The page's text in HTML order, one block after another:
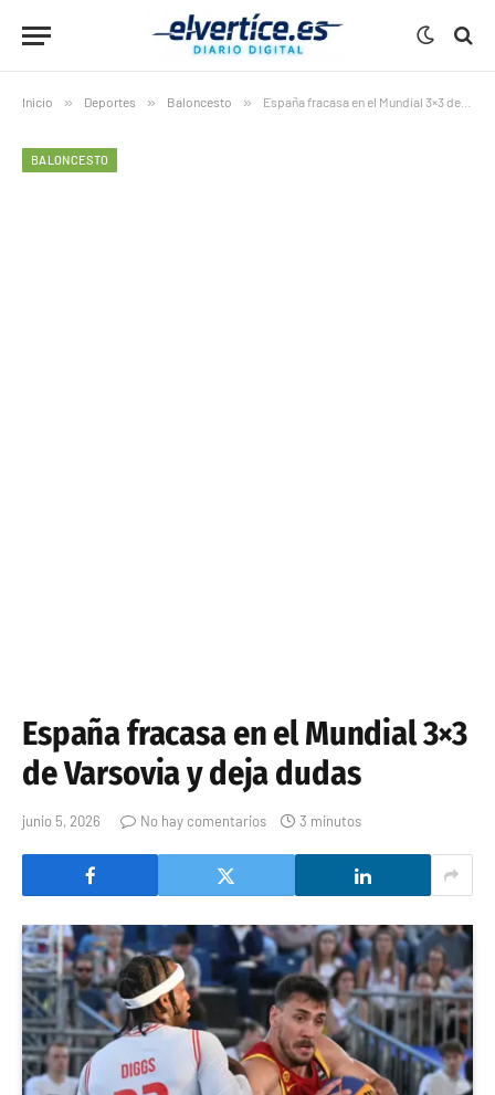
Inicio » Deportes » Baloncesto » España fracasa en el Mundial 3×3 de Varsovia y deja dudas
BALONCESTO
España fracasa en el Mundial 3×3
de Varsovia y deja dudas
junio 5, 2026 No hay comentarios 3 minutos